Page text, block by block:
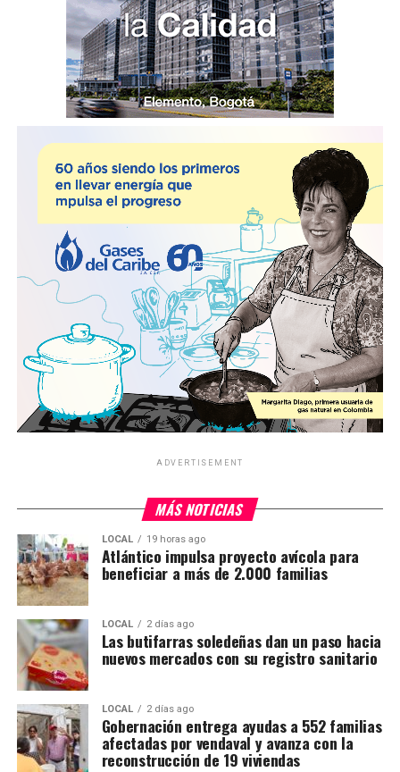
ADVERTISEMENT
MÁS NOTICIAS
LOCAL 19 horas ago
Atlántico impulsa proyecto avícola para
beneficiar a más de 2.000 familias
LOCAL 2 días ago
Las butifarras soledeñas dan un paso hacia
nuevos mercados con su registro sanitario
LOCAL 2 días ago
Gobernación entrega ayudas a 552 familias
afectadas por vendaval y avanza con la
reconstrucción de 19 viviendas